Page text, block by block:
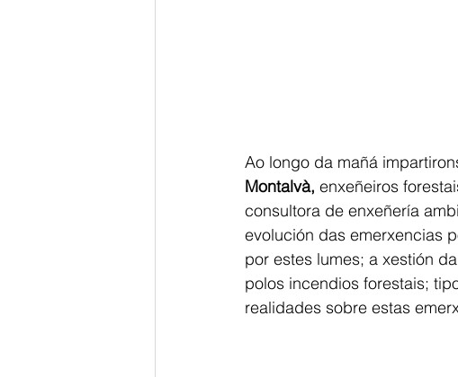
Ao longo da mañá
Montalvà, enxeñeiros
consultora de enxeñería
evolución das emerxencias
por estes lumes; a xestión
polos incendios forestais;
realidades sobre estas